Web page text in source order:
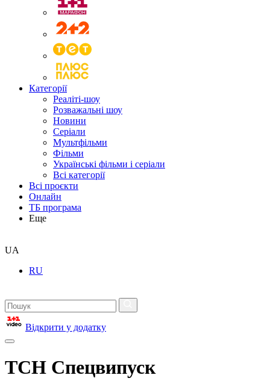
Категорії
Реаліті-шоу
Розважальні шоу
Новини
Серіали
Мультфільми
Фільми
Українські фільми і серіали
Всі категорії
Всі проєкти
Онлайн
ТБ програма
Еще
UA
RU
Відкрити у додатку
ТСН Спецвипуск